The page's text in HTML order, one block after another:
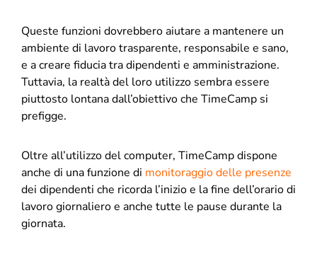
Queste funzioni dovrebbero aiutare a mantenere un
ambiente di lavoro trasparente, responsabile e sano,
e a creare fiducia tra dipendenti e amministrazione.
Tuttavia, la realtà del loro utilizzo sembra essere
piuttosto lontana dall’obiettivo che TimeCamp si
prefigge.
Oltre all’utilizzo del computer, TimeCamp dispone
anche di una funzione di monitoraggio delle presenze
dei dipendenti che ricorda l’inizio e la fine dell’orario di
lavoro giornaliero e anche tutte le pause durante la
giornata.